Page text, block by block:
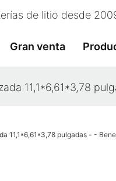
de litio desde
Gran venta
11,1*6,61*3,78